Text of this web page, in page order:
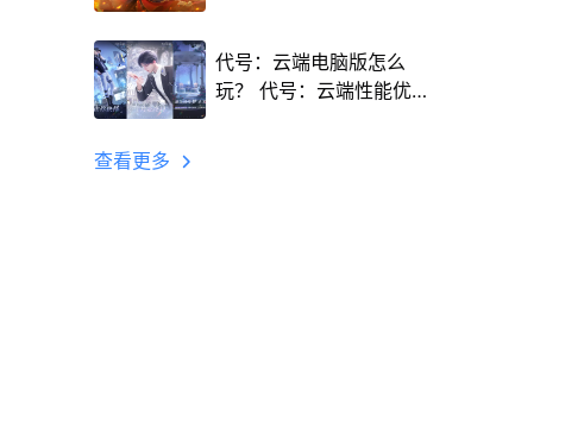
代号：云端电脑版怎么
玩？ 代号：云端性能优
查看更多